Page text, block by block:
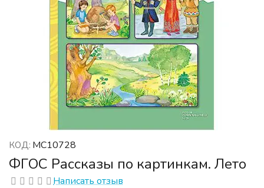
КОД: МС10728
ФГОС Рассказы по картинкам. Лето
Написать отзыв